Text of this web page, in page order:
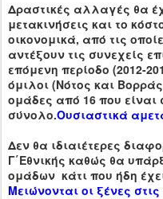
Δραστικές αλλαγές θα
μετακινήσεις και το
οικονομικά, από τις
αντέξουν τις συνεχείς
επόμενη περίοδο (2012-
όμιλοι (Νότος και
ομάδες από 16 που είναι
σύνολο.Ουσιαστικά
Δεν θα ιδιαιέτερες
Γ΄Εθνικής καθώς θα
ομάδων κάτι που ήδη
Μειώνονται οι ξένες